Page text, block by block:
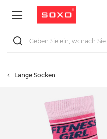
Lange Socken